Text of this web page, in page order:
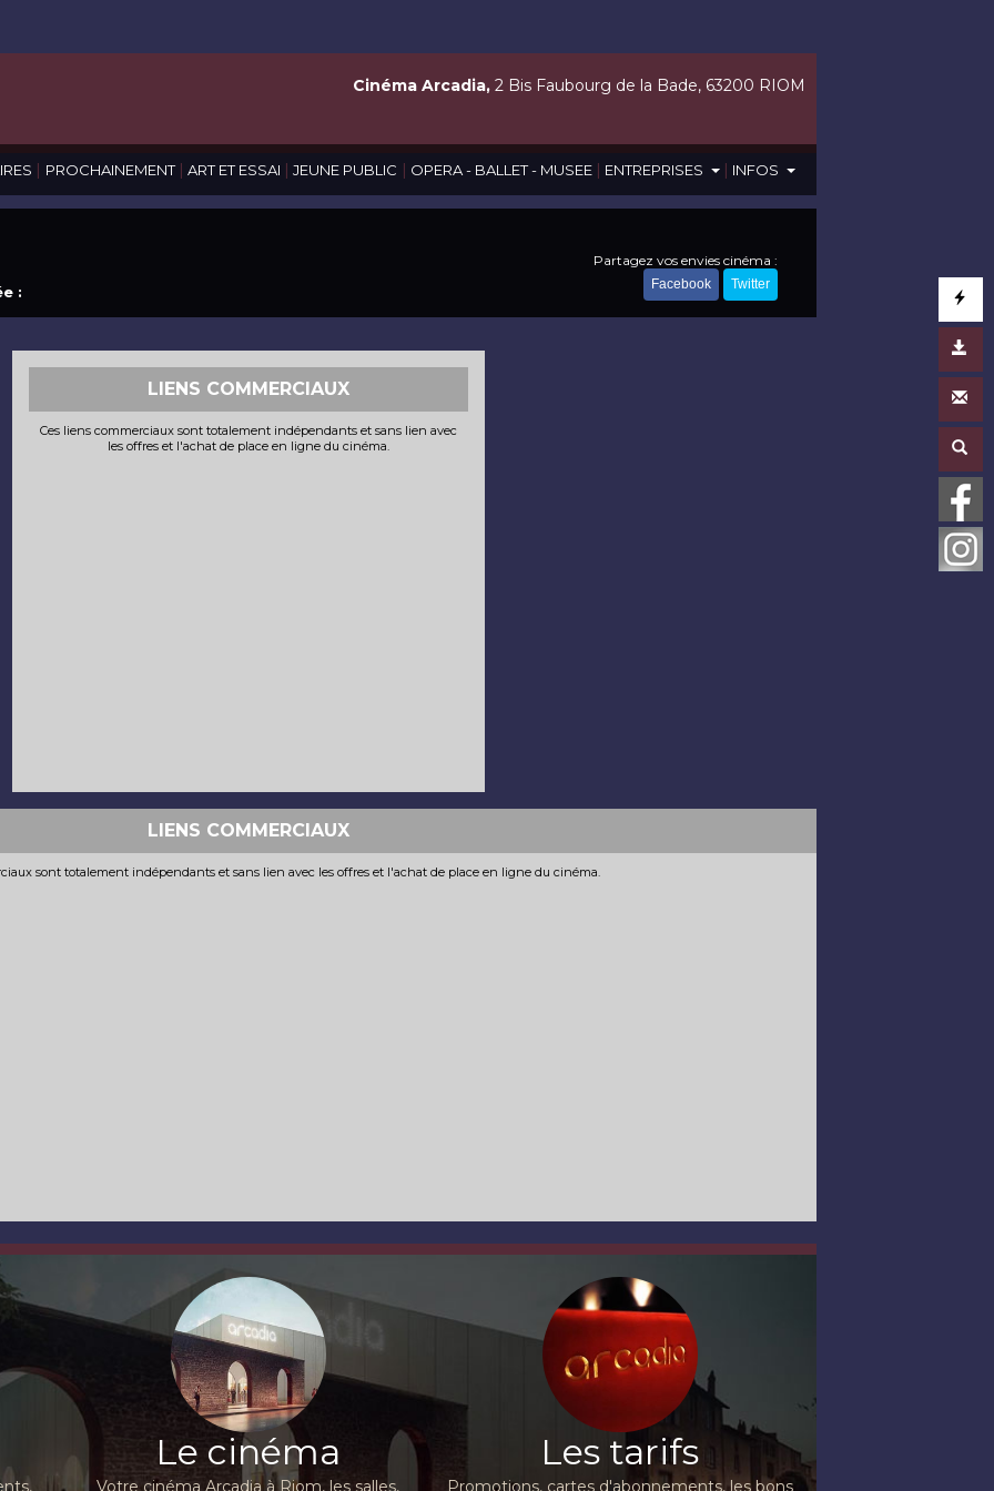
| PROCHAINEMENT | ART ET ESSAI | JEUNE PUBLIC | OPERA - BALLET - MUSEE | ENTREPRISES | INFOS
Cinéma Arcadia, 2 Bis Faubourg de la Bade, 63200 RIOM
:
Partagez vos envies cinéma :
Facebook Twitter
LIENS COMMERCIAUX
Ces liens commerciaux sont totalement indépendants et sans lien avec
les offres et l'achat de place en ligne du cinéma.
LIENS COMMERCIAUX
sont totalement indépendants et sans lien avec les offres et l'achat de place en ligne du cinéma.
Le cinéma
Votre cinéma Arcadia à Riom, les salles,
Les tarifs
Promotions, cartes d'abonnements, les bons